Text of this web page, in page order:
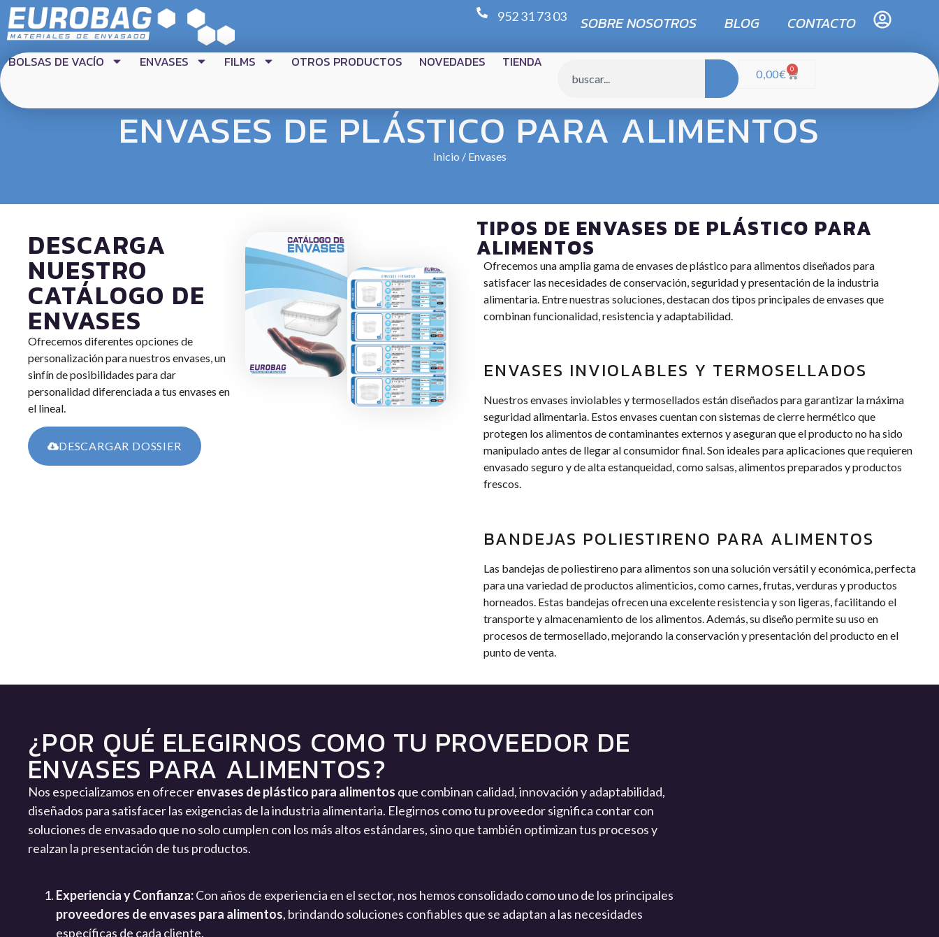
952 31 73 03 SOBRE NOSOTROS BLOG CONTACTO
BOLSAS DE VACÍO ENVASES FILMS OTROS PRODUCTOS NOVEDADES TIENDA
0,00€ 0
ENVASES DE PLÁSTICO PARA ALIMENTOS
Inicio / Envases
DESCARGA
NUESTRO
CATÁLOGO DE
ENVASES
Ofrecemos diferentes opciones de
personalización para nuestros envases, un
sinfín de posibilidades para dar
personalidad diferenciada a tus envases en
el lineal.
DESCARGAR DOSSIER
TIPOS DE ENVASES DE PLÁSTICO PARA
ALIMENTOS
Ofrecemos una amplia gama de envases de plástico para alimentos diseñados para
satisfacer las necesidades de conservación, seguridad y presentación de la industria
alimentaria. Entre nuestras soluciones, destacan dos tipos principales de envases que
combinan funcionalidad, resistencia y adaptabilidad.
ENVASES INVIOLABLES Y TERMOSELLADOS
Nuestros envases inviolables y termosellados están diseñados para garantizar la máxima
seguridad alimentaria. Estos envases cuentan con sistemas de cierre hermético que
protegen los alimentos de contaminantes externos y aseguran que el producto no ha sido
manipulado antes de llegar al consumidor final. Son ideales para aplicaciones que requieren
envasado seguro y de alta estanqueidad, como salsas, alimentos preparados y productos
frescos.
BANDEJAS POLIESTIRENO PARA ALIMENTOS
Las bandejas de poliestireno para alimentos son una solución versátil y económica, perfecta
para una variedad de productos alimenticios, como carnes, frutas, verduras y productos
horneados. Estas bandejas ofrecen una excelente resistencia y son ligeras, facilitando el
transporte y almacenamiento de los alimentos. Además, su diseño permite su uso en
procesos de termosellado, mejorando la conservación y presentación del producto en el
punto de venta.
¿POR QUÉ ELEGIRNOS COMO TU PROVEEDOR DE
ENVASES PARA ALIMENTOS?
Nos especializamos en ofrecerenvases de plástico para alimentos que combinan calidad, innovación y adaptabilidad,
diseñados para satisfacer las exigencias de la industria alimentaria. Elegirnos como tu proveedor significa contar con
soluciones de envasado que no solo cumplen con los más altos estándares, sino que también optimizan tus procesos y
realzan la presentación de tus productos.
Experiencia y Confianza:Con años de experiencia en el sector, nos hemos consolidado como uno de los principales
proveedores de envases para alimentos, brindando soluciones confiables que se adaptan a las necesidades
específicas de cada cliente.